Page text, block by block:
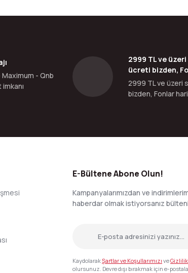
- Qnb
2999 TL ve
ücreti bizden,
2999 TL ve üzeri
bizden, Fonlar
E-Bültene Abone Olun!
Kampanyalarımızdan ve
haberdar olmak istiyorsanız
KaydolarakŞartlar ve Koşullarımızı veGizlilik
olursunuz. Devre dışı bırakmak için e-